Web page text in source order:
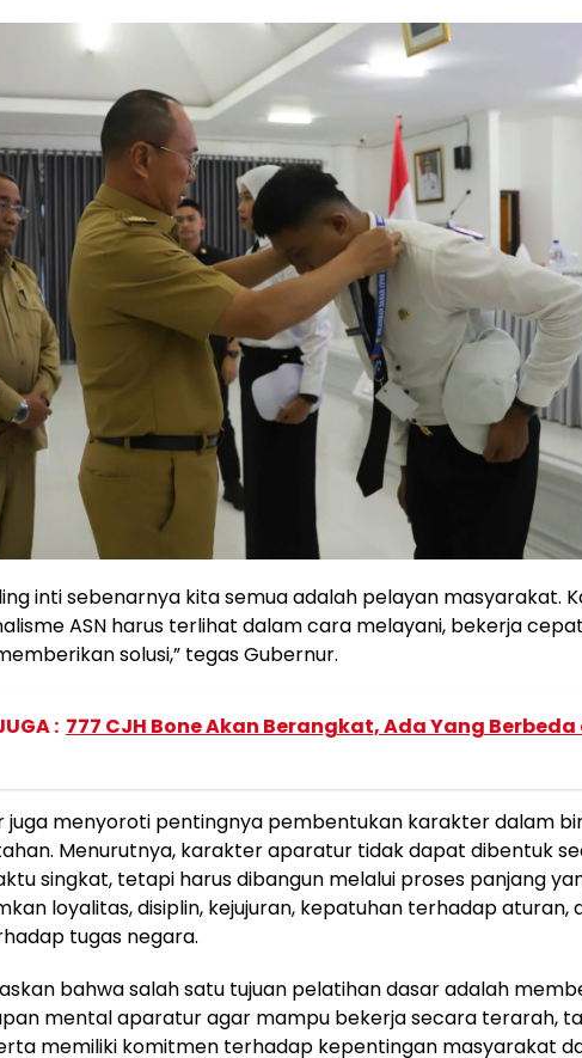
inti sebenarnya kita semua adalah pelayan masyarakat.
ASN harus terlihat dalam cara melayani, bekerja
solusi,” tegas Gubernur.
: 777 CJH Bone Akan Berangkat, Ada Yang
juga menyoroti pentingnya pembentukan karakter dalam
Menurutnya, karakter aparatur tidak dapat dibentuk
singkat, tetapi harus dibangun melalui proses panjang
loyalitas, disiplin, kejujuran, kepatuhan terhadap aturan,
tugas negara.
bahwa salah satu tujuan pelatihan dasar adalah
mental aparatur agar mampu bekerja secara terarah,
memiliki komitmen terhadap kepentingan masyarakat